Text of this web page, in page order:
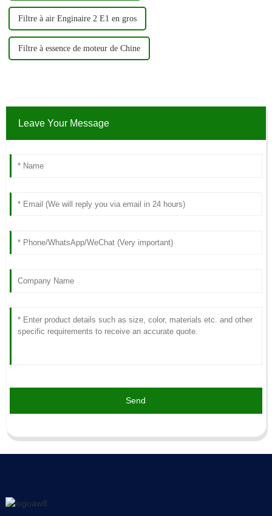
Filtre à air Enginaire 2 E1 en gros
Filtre à essence de moteur de Chine
Leave Your Message
Send